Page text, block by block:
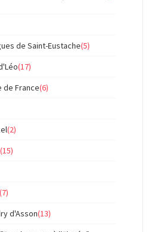
de Saint-Eustache(5)
(17)
de France(6)
(2)
(15)
(7)
d'Asson(13)